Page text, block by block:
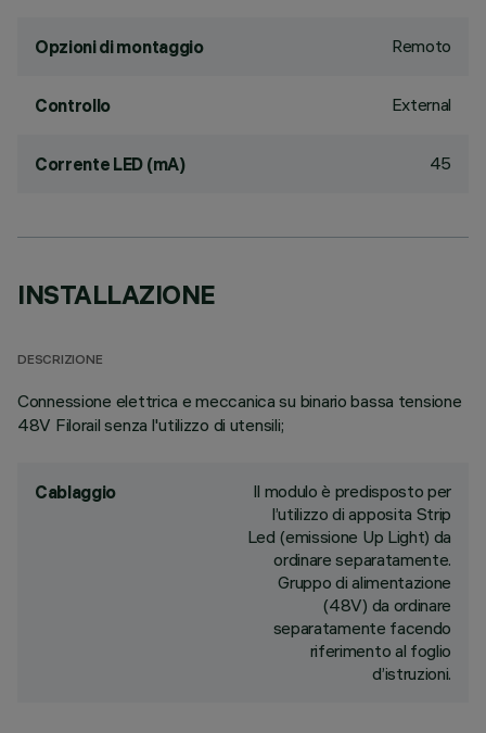
Opzioni di montaggio Remoto
Controllo External
Corrente LED (mA) 45
INSTALLAZIONE
DESCRIZIONE
Connessione elettrica e meccanica su binario bassa tensione
48V Filorail senza l'utilizzo di utensili;
Cablaggio
Il modulo è predisposto per
l’utilizzo di apposita Strip
Led (emissione Up Light) da
ordinare separatamente.
Gruppo di alimentazione
(48V) da ordinare
separatamente facendo
riferimento al foglio
d’istruzioni.